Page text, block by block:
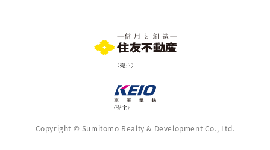
Copyright © Sumitomo Realty & Development Co., Ltd.